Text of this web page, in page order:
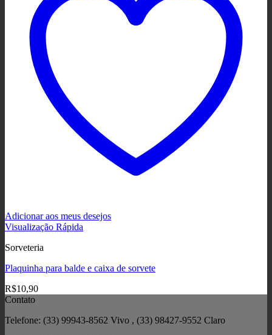
Adicionar aos meus desejos
Visualização Rápida
Sorveteria
Plaquinha para balde e caixa de sorvete
R$10,90
Contato
Telefone: (33) 99943-8562 Vivo , (33) 98427-9552 Claro